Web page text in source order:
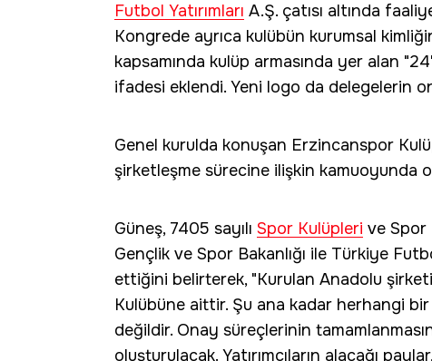
Futbol Yatırımları A.Ş. çatısı altında
Kongrede ayrıca kulübün kurumsal
kapsamında kulüp armasında yer alan
ifadesi eklendi. Yeni logo da delegelerin
Genel kurulda konuşan Erzincanspor
şirketleşme sürecine ilişkin kamuoyunda
Güneş, 7405 sayılı Spor Kulüpleri ve Spor
Gençlik ve Spor Bakanlığı ile Türkiye
ettiğini belirterek, "Kurulan Anadolu
Kulübüne aittir. Şu ana kadar herhangi
değildir. Onay süreçlerinin
oluşturulacak. Yatırımcıların alacağı